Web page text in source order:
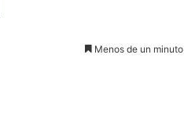
Menos de un minuto